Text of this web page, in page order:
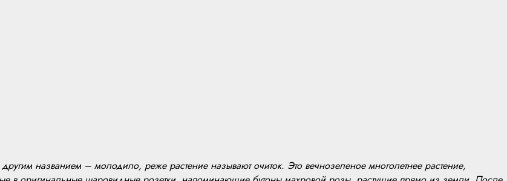
названием – молодило, реже растение называют очиток. Это вечнозеленое многолетнее растение,